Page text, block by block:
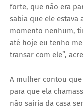
forte, que não era
sabia que ele estava
momento nenhum,
até hoje eu tenho
transar com ele”,
A mulher contou
para que ela
não sairia da casa